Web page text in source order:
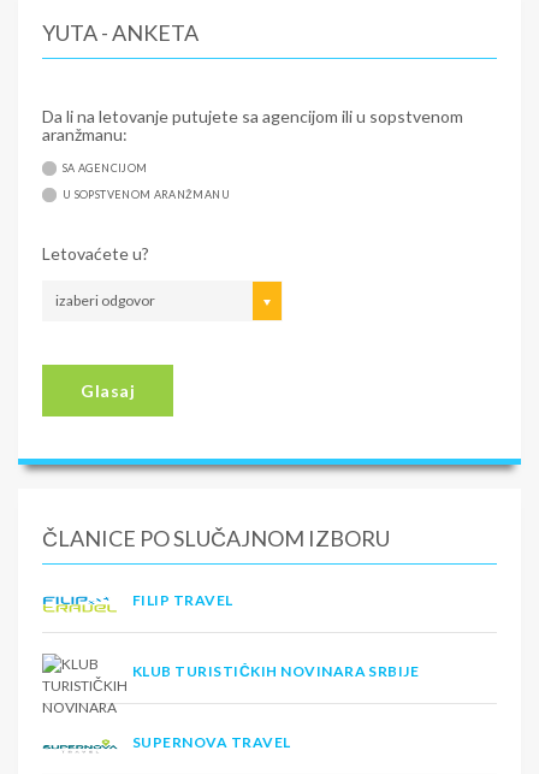
YUTA - ANKETA
Da li na letovanje putujete sa agencijom ili u sopstvenom
aranžmanu:
SA AGENCIJOM
U SOPSTVENOM ARANŽMANU
Letovaćete u?
izaberi odgovor
Glasaj
ČLANICE PO SLUČAJNOM IZBORU
FILIP TRAVEL
KLUB TURISTIČKIH NOVINARA SRBIJE
SUPERNOVA TRAVEL